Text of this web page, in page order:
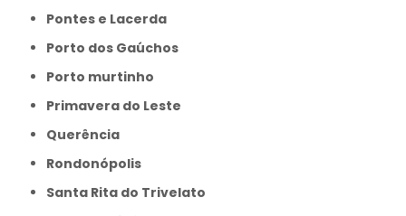
Pontes e Lacerda
Porto dos Gaúchos
Porto murtinho
Primavera do Leste
Querência
Rondonópolis
Santa Rita do Trivelato